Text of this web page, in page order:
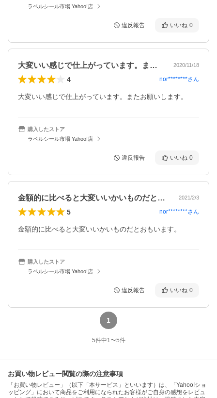
ラベルシール市場 Yahoo!店
違反報告 いいね 0
大変いい感じで仕上がっています。またお… 2020/11/18
4 nor********さん
大変いい感じで仕上がっています。またお願いします。
購入したストア
ラベルシール市場 Yahoo!店
違反報告 いいね 0
金額的に比べると大変いいかいものだとお… 2021/2/3
5 nor********さん
金額的に比べると大変いいかいものだとおもいます。
購入したストア
ラベルシール市場 Yahoo!店
違反報告 いいね 0
1
5件中1〜5件
お買い物レビュー閲覧の際の注意事項
「お買い物レビュー」（以下「本サービス」といいます）は、「Yahoo!ショ
ッピング」において商品をご利用になられたお客様がご自身の感想をレビュ